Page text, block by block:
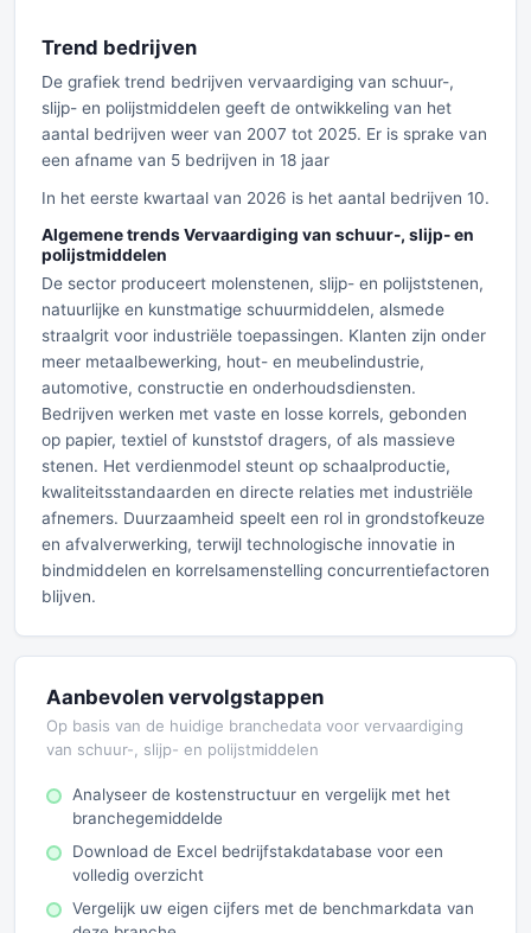
Trend bedrijven
De grafiek trend bedrijven vervaardiging van schuur-,
slijp- en polijstmiddelen geeft de ontwikkeling van het
aantal bedrijven weer van 2007 tot 2025. Er is sprake van
een afname van 5 bedrijven in 18 jaar
In het eerste kwartaal van 2026 is het aantal bedrijven 10.
Algemene trends Vervaardiging van schuur-, slijp- en
polijstmiddelen
De sector produceert molenstenen, slijp- en polijststenen,
natuurlijke en kunstmatige schuurmiddelen, alsmede
straalgrit voor industriële toepassingen. Klanten zijn onder
meer metaalbewerking, hout- en meubelindustrie,
automotive, constructie en onderhoudsdiensten.
Bedrijven werken met vaste en losse korrels, gebonden
op papier, textiel of kunststof dragers, of als massieve
stenen. Het verdienmodel steunt op schaalproductie,
kwaliteitsstandaarden en directe relaties met industriële
afnemers. Duurzaamheid speelt een rol in grondstofkeuze
en afvalverwerking, terwijl technologische innovatie in
bindmiddelen en korrelsamenstelling concurrentiefactoren
blijven.
Aanbevolen vervolgstappen
Op basis van de huidige branchedata voor vervaardiging
van schuur-, slijp- en polijstmiddelen
Analyseer de kostenstructuur en vergelijk met het
branchegemiddelde
Download de Excel bedrijfstakdatabase voor een
volledig overzicht
Vergelijk uw eigen cijfers met de benchmarkdata van